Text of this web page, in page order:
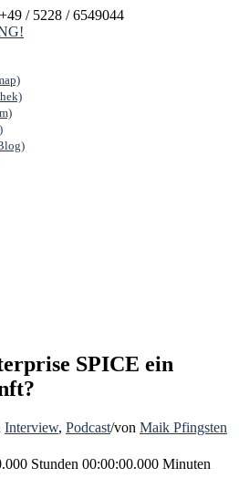
/ 5228 / 6549044
SPICE ein
Interview, Podcast/von Maik Pfingsten
Stunden 00:00:00.000 Minuten